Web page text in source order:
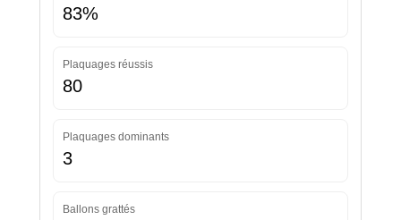
83%
Plaquages réussis
80
Plaquages dominants
3
Ballons grattés